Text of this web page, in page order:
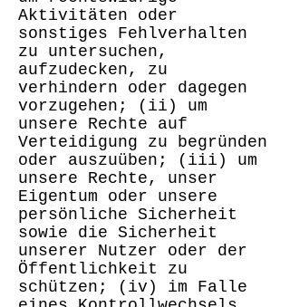
Aktivitäten oder
sonstiges Fehlverhalten
zu untersuchen,
aufzudecken, zu
verhindern oder dagegen
vorzugehen; (ii) um
unsere Rechte auf
Verteidigung zu begründen
oder auszuüben; (iii) um
unsere Rechte, unser
Eigentum oder unsere
persönliche Sicherheit
sowie die Sicherheit
unserer Nutzer oder der
Öffentlichkeit zu
schützen; (iv) im Falle